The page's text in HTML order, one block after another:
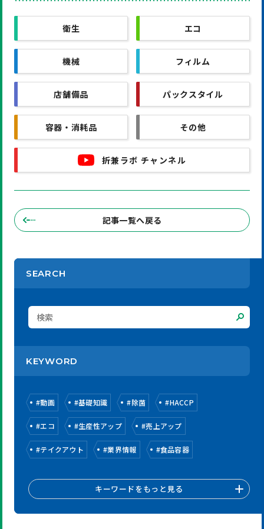
衛生 エコ
機械 フィルム
店舗備品 パックスタイル
容器・消耗品 その他
折兼ラボ チャンネル
記事一覧へ戻る
SEARCH
KEYWORD
#動画 #基礎知識 #除菌 #HACCP
#エコ #生産性アップ #売上アップ
#テイクアウト #業界情報 #食品容器
キーワードをもっと見る